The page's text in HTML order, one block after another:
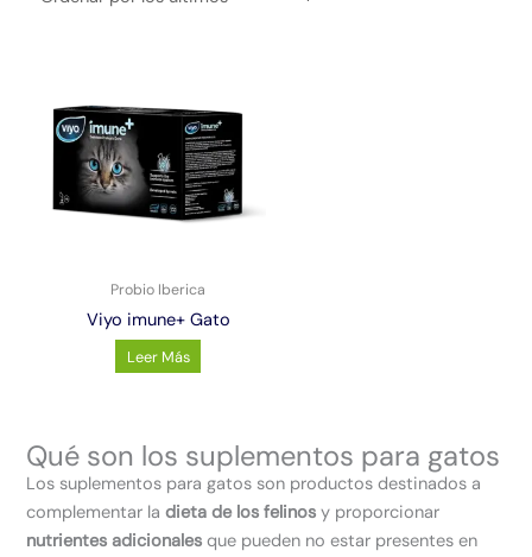
Probio Iberica
Viyo imune+ Gato
Leer Más
Qué son los suplementos para gatos
Los suplementos para gatos son productos destinados a
complementar ladieta de los felinos y proporcionar
nutrientes adicionales que pueden no estar presentes en